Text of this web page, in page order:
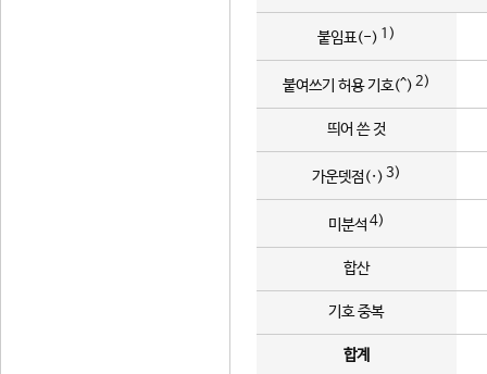
붙임표(-) 1)
붙여쓰기 허용 기호(^) 2)
띄어 쓴 것
가운뎃점(·) 3)
미분석 4)
합산
기호 중복
합계